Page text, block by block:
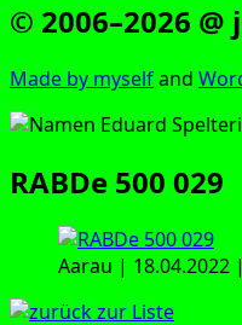
© 2006–2026 @
Made by mys­elfand
RABDe 500 029
Aar­au | 18.04.2022